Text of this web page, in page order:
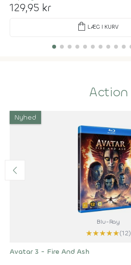
129,95 kr
shopping_bag LÆG I KURV
Action
Nyhed
Blu-Ray
★★★★★(12)
Avatar 3 - Fire And Ash